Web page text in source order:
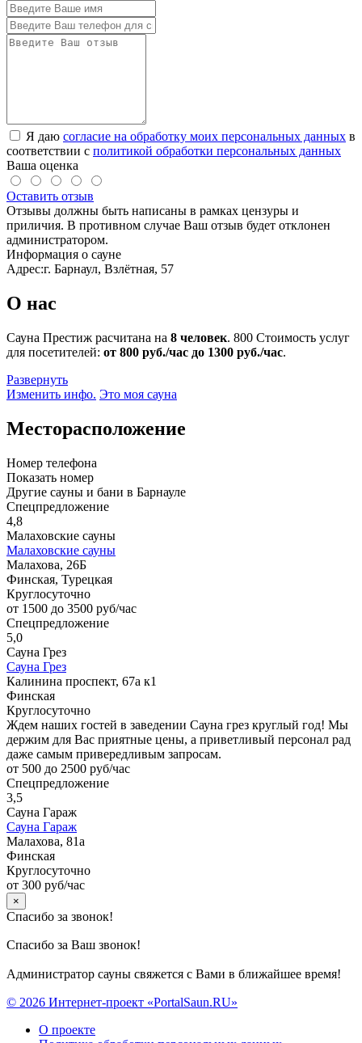
Я даю согласие на обработку моих персональных данных в
соответствии с политикой обработки персональных данных
Ваша оценка
Оставить отзыв
Отзывы должны быть написаны в рамках цензуры и
приличия. В противном случае Ваш отзыв будет отклонен
администратором.
Информация о сауне
Адрес:г. Барнаул, Взлётная, 57
О нас
Сауна Престиж расчитана на 8 человек. 800 Стоимость услуг
для посетителей: от 800 руб./час до 1300 руб./час.
Развернуть
Изменить инфо. Это моя сауна
Месторасположение
Номер телефона
Показать номер
Другие сауны и бани в Барнауле
Спецпредложение
4,8
Малаховские сауны
Малаховские сауны
Малахова, 26Б
Финская, Турецкая
Круглосуточно
от 1500 до 3500 руб/час
Спецпредложение
5,0
Сауна Грез
Сауна Грез
Калинина проспект, 67а к1
Финская
Круглосуточно
Ждем наших гостей в заведении Сауна грез круглый год! Мы
держим для Вас приятные цены, а приветливый персонал рад
даже самым привередливым запросам.
от 500 до 2500 руб/час
Спецпредложение
3,5
Сауна Гараж
Сауна Гараж
Малахова, 81а
Финская
Круглосуточно
от 300 руб/час
×
Спасибо за звонок!
Спасибо за Ваш звонок!
Администратор сауны свяжется с Вами в ближайшее время!
© 2026 Интернет-проект «PortalSaun.RU»
О проекте